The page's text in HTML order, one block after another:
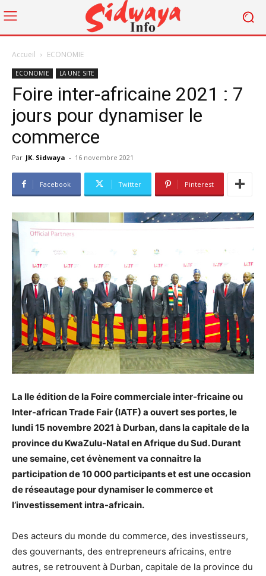
Accueil ECONOMIE
ECONOMIE LA UNE SITE
Foire inter-africaine 2021 : 7
jours pour dynamiser le
commerce
Par JK. Sidwaya - 16 novembre 2021
Facebook Twitter Pinterest
La IIe édition de la Foire commerciale inter-fricaine ou
Inter-african Trade Fair (IATF) a ouvert ses portes, le
lundi 15 novembre 2021 à Durban, dans la capitale de la
province du KwaZulu-Natal en Afrique du Sud. Durant
une semaine, cet évènement va connaitre la
participation de 10 000 participants et est une occasion
de réseautage pour dynamiser le commerce et
l’investissement intra-africain.
Des acteurs du monde du commerce, des investisseurs,
des gouvernants, des entrepreneurs africains, entre
autres, se retrouvent à Durban, capitale de la province du